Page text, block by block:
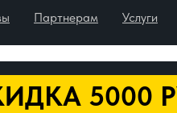
Партнерам Услуги
5000